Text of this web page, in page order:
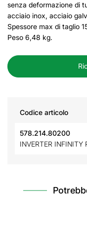
senza deformazione di
acciaio inox, acciaio
Spessore max di taglio
Peso 6,48 kg.
Codice articolo
578.214.80200
INVERTER INFINITY